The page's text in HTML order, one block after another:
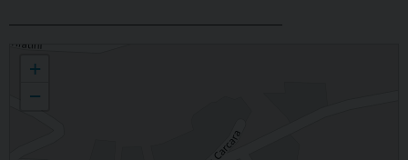
Sant'Alfonso Maria de' Liguori
+
−